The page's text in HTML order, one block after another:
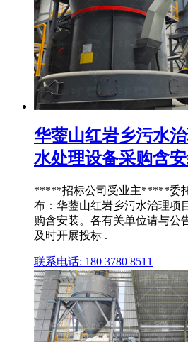
华蓥山红岩乡污水
水处理设备采购含
*****招标公司受业主*****委
布：华蓥山红岩乡污水治理项
购含安装。各有关单位请与公
及时开展投标 .
联系电话: 180 3780 8511